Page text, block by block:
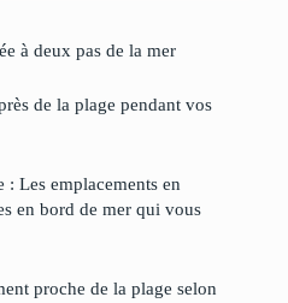
à deux pas de la mer
de la plage pendant vos
: Les emplacements en
en bord de mer qui vous
proche de la plage selon